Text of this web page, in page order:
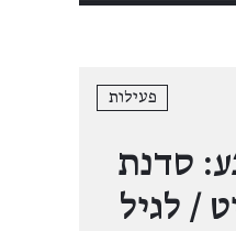
פעילות
: סדנת
/ לגיל